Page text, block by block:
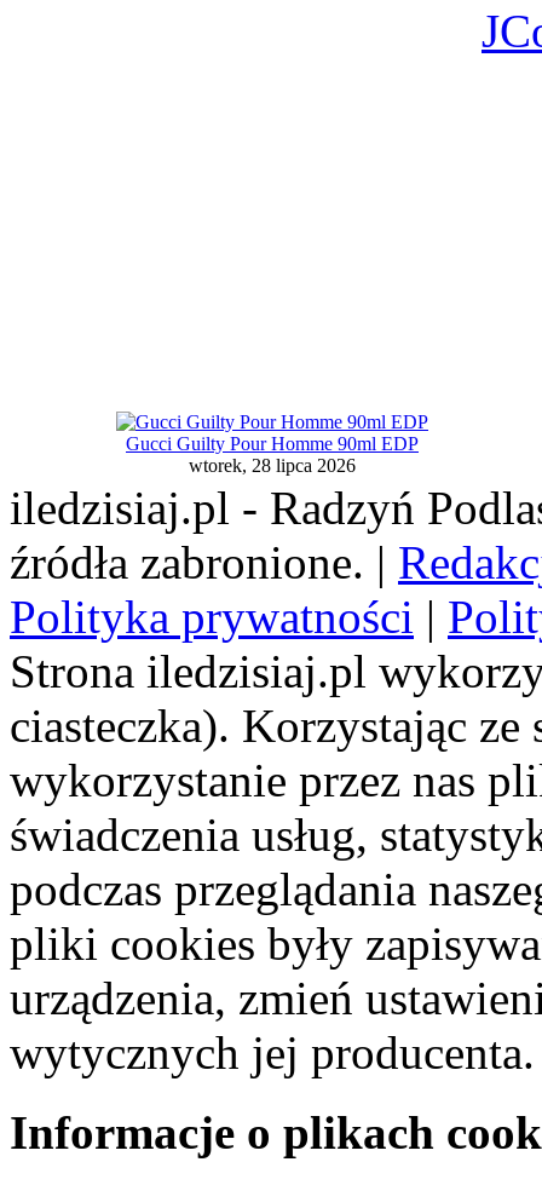
Gucci Guilty Pour Homme 90ml EDP
wtorek, 28 lipca 2026
iledzisiaj.pl - Radzyń
źródła zabronione. |
Polityka prywatności |
Strona iledzisiaj.pl
ciasteczka). Korzystając
wykorzystanie przez nas
świadczenia usług,
podczas przeglądania
pliki cookies były
urządzenia, zmień
wytycznych jej producenta.
Informacje o plikach